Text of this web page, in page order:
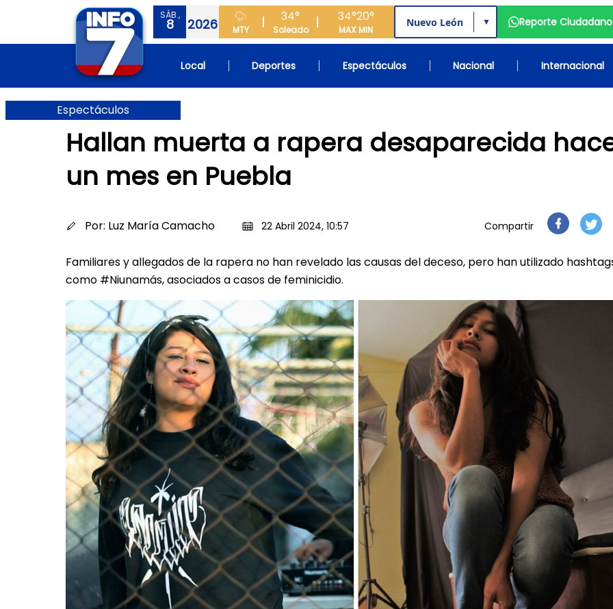
SÁB.,
8 2026 MTY
34°
Soleado
34°
MAX
20°
MIN
▼ Reporte Ciudadano
Local Deportes Espectáculos Nacional Internacional
Espectáculos
Hallan muerta a rapera desaparecida
un mes en Puebla
Por: Luz María Camacho 22 Abril 2024, 10:57 Compartir
Familiares y allegados de la rapera no han revelado las causas del deceso, pero han utilizado
como #Niunamás, asociados a casos de feminicidio.